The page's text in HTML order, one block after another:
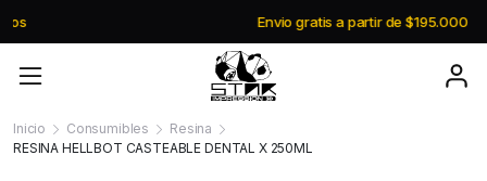
Envio gratis a partir de $195.000
Inicio Consumibles
Resina
RESINA HELLBOT CASTEABLE DENTAL X 250ML